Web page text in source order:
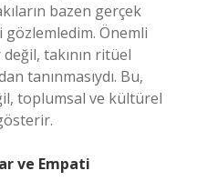
bazen gerçek
gözlemledim. Önemli
takının ritüel
tanınmasıydı. Bu,
toplumsal ve kültürel
ve Empati